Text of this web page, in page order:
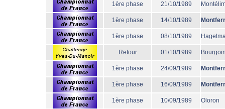
1ère phase 21/10/1989
1ère phase 14/10/1989
1ère phase 08/10/1989
Retour 01/10/1989
1ère phase 24/09/1989
1ère phase 16/09/1989
1ère phase 10/09/1989 Oloron